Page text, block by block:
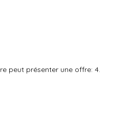
peut présenter une offre: 4.